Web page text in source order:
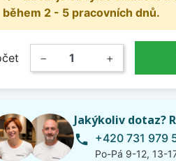
během 2 - 5 pracovních dnů.
− +
Jakýkoliv dotaz?
phone +420 731 979
Po-Pá 9-12, 13-